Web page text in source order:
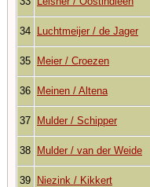
34 Luchtmeijer / de Jager
35 Meier / Croezen
36 Meinen / Altena
37 Mulder / Schipper
38 Mulder / van der Weide
39 Niezink / Kikkert